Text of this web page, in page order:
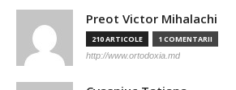
Preot Victor Mihalachi
210 ARTICOLE 1 COMENTARII
http://www.ortodoxia.md